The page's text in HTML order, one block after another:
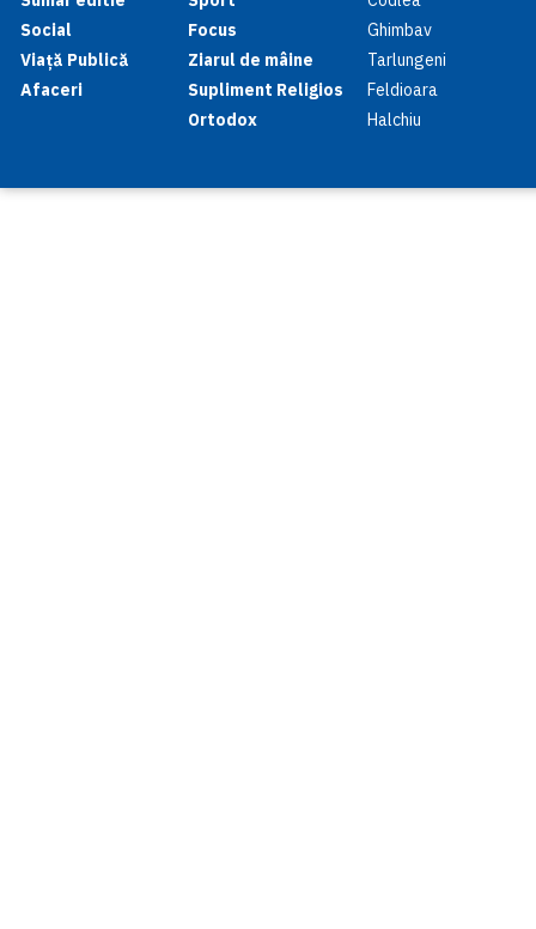
Social
Viață Publică
Afaceri
Focus
Ziarul de mâine
Supliment Religios
Ortodox
Ghimbav
Tarlungeni
Feldioara
Halchiu